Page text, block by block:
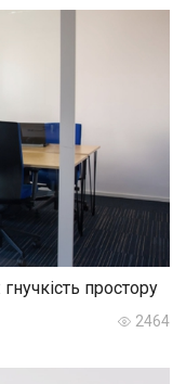
простору
2464